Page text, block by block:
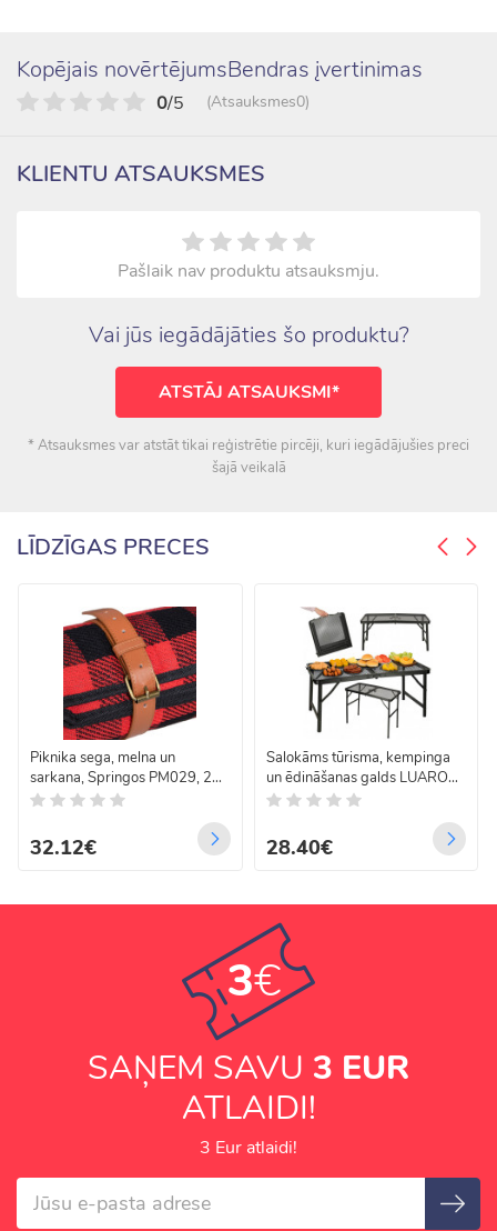
Kopējais novērtējumsBendras įvertinimas
0/5 (Atsauksmes0)
KLIENTU ATSAUKSMES
Pašlaik nav produktu atsauksmju.
Vai jūs iegādājāties šo produktu?
ATSTĀJ ATSAUKSMI*
* Atsauksmes var atstāt tikai reģistrētie pircēji, kuri iegādājušies preci
šajā veikalā
LĪDZĪGAS PRECES
Piknika sega, melna un
sarkana, Springos PM029, 200
x 150 cm
32.12€
Salokāms tūrisma, kempinga
un ēdināšanas galds LUARO
80 x 40 x 66 x 37 cm
28.40€
3€
SAŅEM SAVU 3 EUR
ATLAIDI!
3 Eur atlaidi!